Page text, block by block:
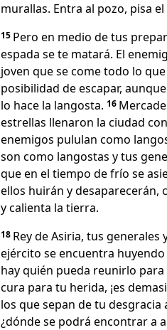
murallas. Entra al pozo, pisa
15 Pero en medio de tus
espada se te matará. El
joven que se come todo lo
posibilidad de escapar,
lo hace la langosta. 16
estrellas llenaron la ciudad
enemigos pululan como
son como langostas y tus
que en el tiempo de frío se
ellos huirán y desaparecerán,
y calienta la tierra.
18 Rey de Asiria, tus
ejército se encuentra
hay quién pueda reunirlo
cura para tu herida, ¡es
los que sepan de tu
¿dónde se podrá encontrar a